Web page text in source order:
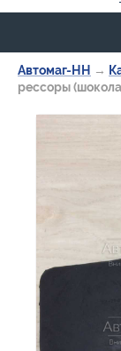
Автомаг-НН →
рессоры